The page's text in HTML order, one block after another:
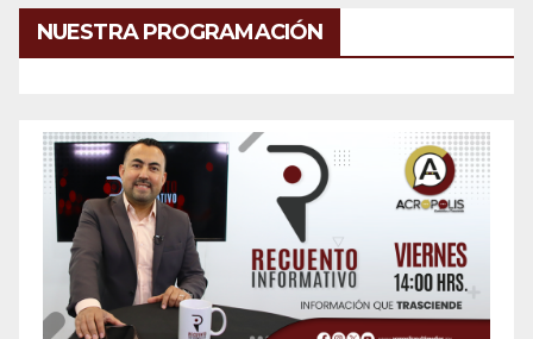
NUESTRA PROGRAMACIÓN